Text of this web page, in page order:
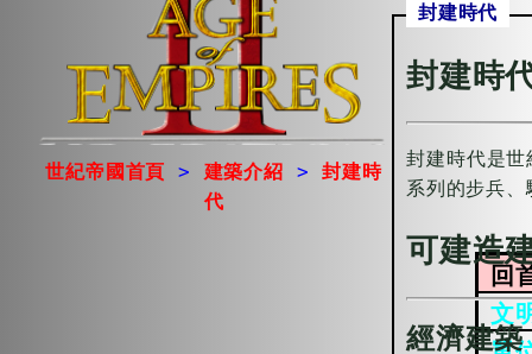
世紀帝國首頁 > 建築介紹 >封建時
代
回
文
封建時代
封建時
封建時代是
系列的步兵
可建造
經濟建築